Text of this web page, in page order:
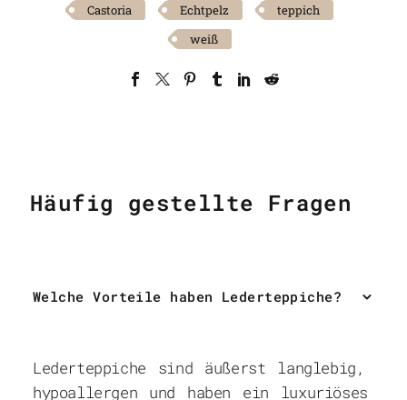
Castoria
Echtpelz
teppich
weiß
Häufig gestellte Fragen
Welche Vorteile haben Lederteppiche?
Lederteppiche sind äußerst langlebig,
hypoallergen und haben ein luxuriöses